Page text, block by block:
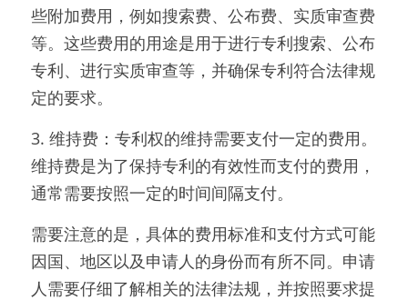
些附加费用，例如搜索费、公布费、实质审查费
等。这些费用的用途是用于进行专利搜索、公布
专利、进行实质审查等，并确保专利符合法律规
定的要求。
3. 维持费：专利权的维持需要支付一定的费用。
维持费是为了保持专利的有效性而支付的费用，
通常需要按照一定的时间间隔支付。
需要注意的是，具体的费用标准和支付方式可能
因国、地区以及申请人的身份而有所不同。申请
人需要仔细了解相关的法律法规，并按照要求提